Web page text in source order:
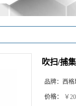
吹扫/捕
品牌： 西格
价格： ￥